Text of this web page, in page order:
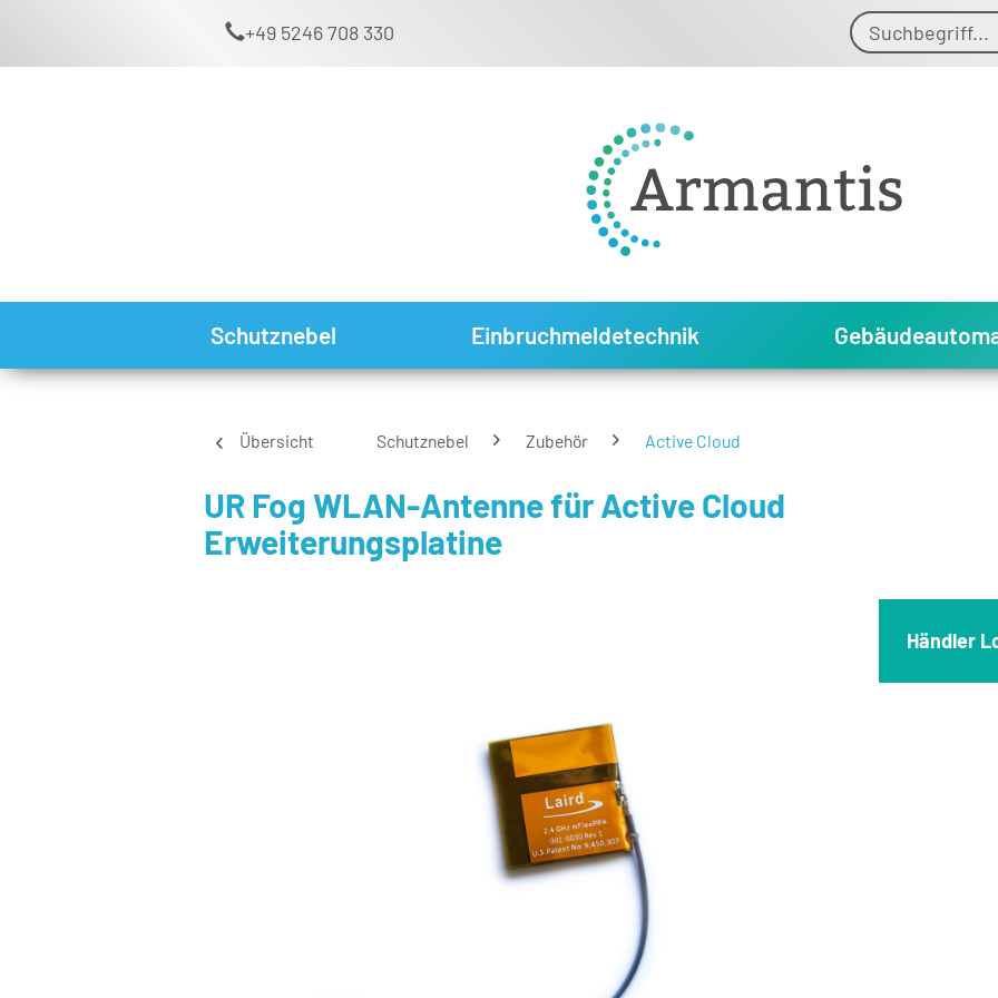
+49 5246 708 330
Schutznebel Einbruchmeldetechnik
Übersicht Schutznebel Zubehör Active Cloud
UR Fog WLAN-Antenne für Active Cloud
Erweiterungsplatine
Händler